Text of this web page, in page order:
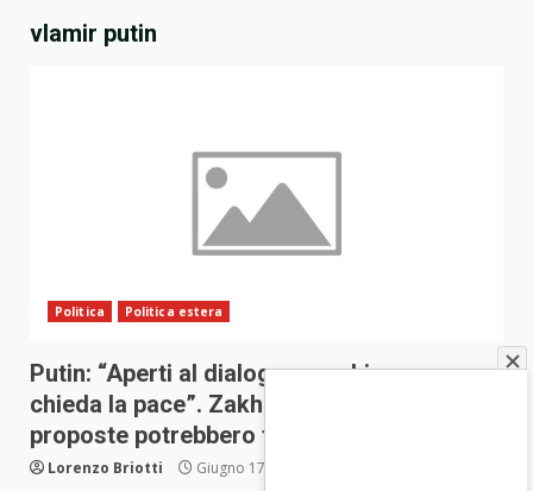
vlamir putin
Politica Politica estera
Putin: “Aperti al dialogo con chiunque
chieda la pace”. Zakharova: “Alcune
proposte potrebbero funzionare”
Lorenzo Briotti Giugno 17, 2023